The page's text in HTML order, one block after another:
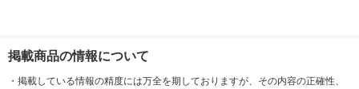
掲載商品の情報について
・ 掲載している情報の精度には万全を期しておりますが、その内容の正確性、